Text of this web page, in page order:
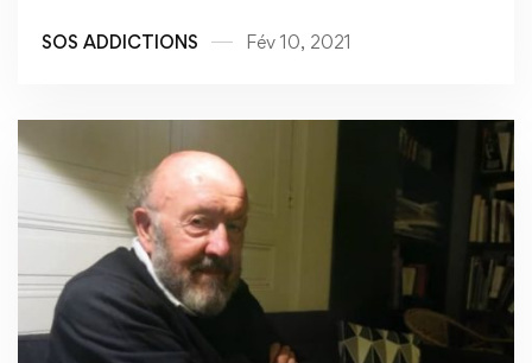
SOS ADDICTIONS Fév 10, 2021